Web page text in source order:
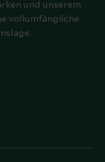
und unserem
vollumfängliche